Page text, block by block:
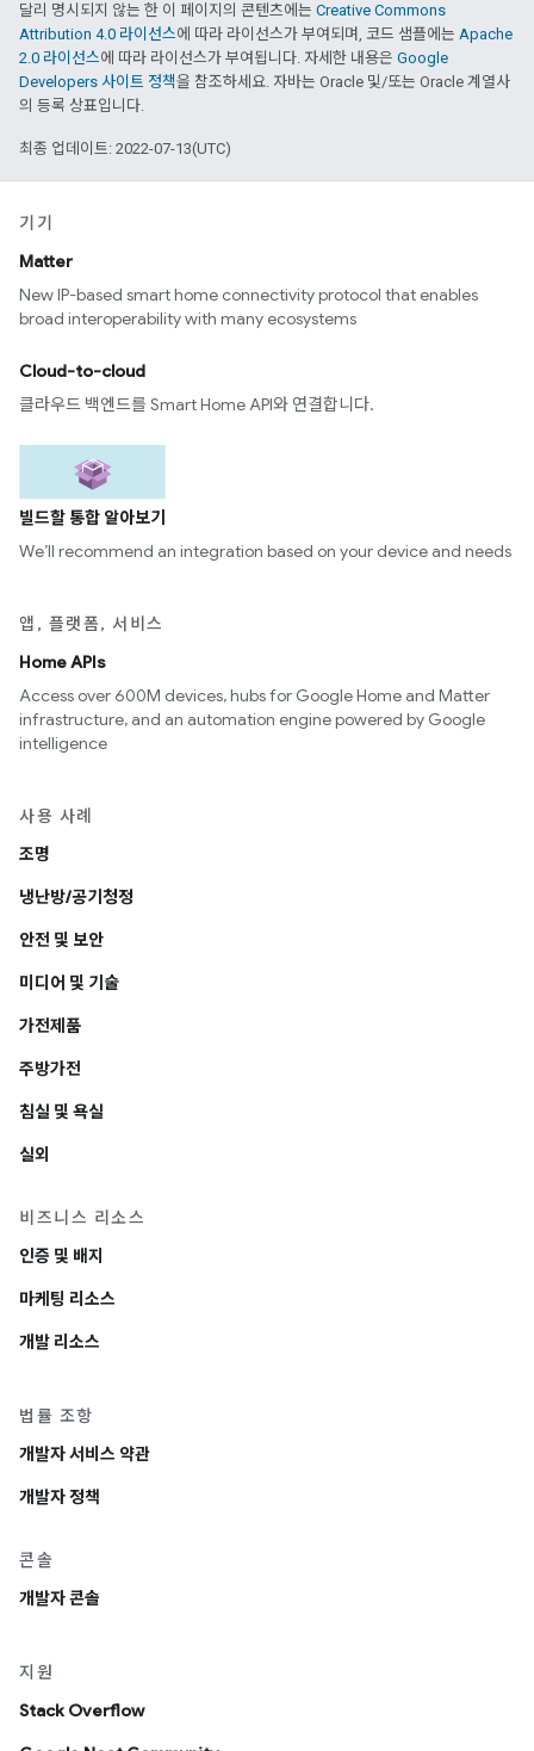
달리 명시되지 않는 한 이 페이지의 콘텐츠에는 Creative Commons
Attribution 4.0 라이선스에 따라 라이선스가 부여되며, 코드 샘플에는 Apache
2.0 라이선스에 따라 라이선스가 부여됩니다. 자세한 내용은 Google
Developers 사이트 정책을 참조하세요. 자바는 Oracle 및/또는 Oracle 계열사
의 등록 상표입니다.
최종 업데이트: 2022-07-13(UTC)
기기
Matter
New IP-based smart home connectivity protocol that enables
broad interoperability with many ecosystems
Cloud-to-cloud
클라우드 백엔드를 Smart Home API와 연결합니다.
빌드할 통합 알아보기
We’ll recommend an integration based on your device and needs
앱, 플랫폼, 서비스
Home APIs
Access over 600M devices, hubs for Google Home and Matter
infrastructure, and an automation engine powered by Google
intelligence
사용 사례
조명
냉난방/공기청정
안전 및 보안
미디어 및 기술
가전제품
주방가전
침실 및 욕실
실외
비즈니스 리소스
인증 및 배지
마케팅 리소스
개발 리소스
법률 조항
개발자 서비스 약관
개발자 정책
콘솔
개발자 콘솔
지원
Stack Overflow